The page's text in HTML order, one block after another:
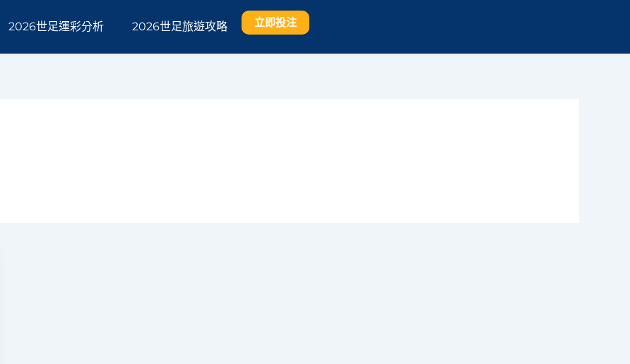
2026世足運彩分析 2026世足旅遊攻略 立即投注